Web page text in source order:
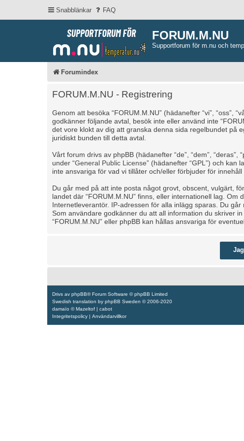
Snabblänkar FAQ
FORUM.M.NU
Supportforum för m.nu och
Forumindex
FORUM.M.NU - Registrering
Genom att besöka “FORUM.M.NU” (hädanefter “vi”, “oss”,
godkänner följande avtal, besök inte eller använd inte
det vore klokt av dig att granska denna sida regelbundet på
juridiskt bunden till detta avtal.
Vårt forum drivs av phpBB (hädanefter “de”, “dem”,
under “General Public License” (hädanefter “GPL”) och kan
inte ansvariga för vad vi tillåter och/eller förbjuder för
Du går med på att inte posta något grovt, obscent, vulgärt,
landet där “FORUM.M.NU” finns, eller internationell lag.
Internetleverantör. IP-adressen för alla inlägg sparas. Du
Som användare godkänner du att all information du skriver
“FORUM.M.NU” eller phpBB kan hållas ansvariga för
Drivs av phpBB® Forum Software © phpBB Limited
Swedish translation by phpBB Sweden © 2006-2020
damaïo ©Mazeltof | cabot
Integritetspolicy | Användarvillkor